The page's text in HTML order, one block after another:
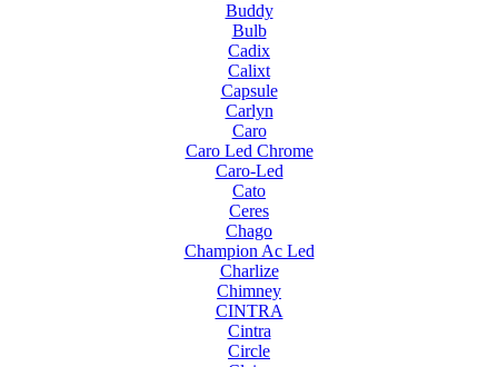
Buddy
Bulb
Cadix
Calixt
Capsule
Carlyn
Caro
Caro Led Chrome
Caro-Led
Cato
Ceres
Chago
Champion Ac Led
Charlize
Chimney
CINTRA
Cintra
Circle